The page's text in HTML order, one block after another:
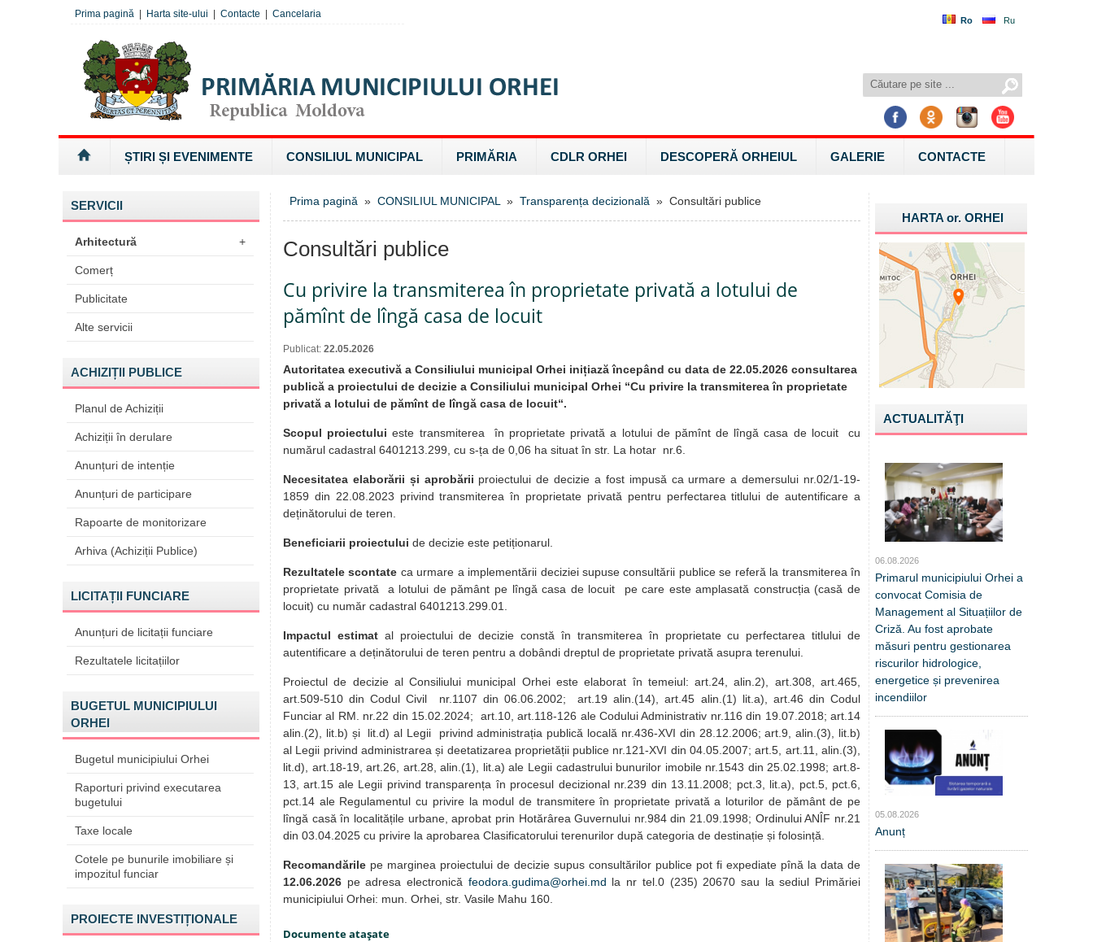
Ro Ru
Prima pagină Harta site-ului Contacte Cancelaria
ȘTIRI ȘI EVENIMENTE CONSILIUL MUNICIPAL PRIMĂRIA CDLR ORHEI DESCOPERĂ ORHEIUL GALERIE CONTACTE
SERVICII
Arhitectură +
Comerț
Publicitate
Alte servicii
ACHIZIȚII PUBLICE
Planul de Achiziții
Achiziții în derulare
Anunțuri de intenție
Anunțuri de participare
Rapoarte de monitorizare
Arhiva (Achiziții Publice)
LICITAȚII FUNCIARE
Anunțuri de licitații funciare
Rezultatele licitațiilor
BUGETUL MUNICIPIULUI
ORHEI
Bugetul municipiului Orhei
Raporturi privind executarea
bugetului
Taxe locale
Cotele pe bunurile imobiliare și
impozitul funciar
PROIECTE INVESTIȚIONALE
Prima pagină » CONSILIUL MUNICIPAL » Transparența decizională » Consultări publice
Consultări publice
Cu privire la transmiterea în proprietate privată a lotului de
pămînt de lîngă casa de locuit
Publicat: 22.05.2026
Autoritatea executivă a Consiliului municipal Orhei inițiază începând cu data de 22.05.2026 consultarea
publică a proiectului de decizie a Consiliului municipal Orhei “Cu privire la transmiterea în proprietate
privată a lotului de pămînt de lîngă casa de locuit“.
Scopul proiectului este transmiterea în proprietate privată a lotului de pămînt de lîngă casa de locuit cu
numărul cadastral 6401213.299, cu s-ța de 0,06 ha situat în str. La hotar nr.6.
Necesitatea elaborării și aprobării proiectului de decizie a fost impusă ca urmare a demersului nr.02/1-19-
1859 din 22.08.2023 privind transmiterea în proprietate privată pentru perfectarea titlului de autentificare a
deținătorului de teren.
Beneficiarii proiectului de decizie este petiționarul.
Rezultatele scontate ca urmare a implementării deciziei supuse consultării publice se referă la transmiterea în
proprietate privată a lotului de pământ pe lîngă casa de locuit pe care este amplasată construcția (casă de
locuit) cu număr cadastral 6401213.299.01.
Impactul estimatal proiectului de decizie constă în transmiterea în proprietate cu perfectarea titlului de
autentificare a deținătorului de teren pentru a dobândi dreptul de proprietate privată asupra terenului.
Proiectul de decizie al Consiliului municipal Orhei este elaborat în temeiul: art.24, alin.2), art.308, art.465,
art.509-510 din Codul Civil nr.1107 din 06.06.2002; art.19 alin.(14), art.45 alin.(1) lit.a), art.46 din Codul
Funciar al RM. nr.22 din 15.02.2024; art.10, art.118-126 ale Codului Administrativ nr.116 din 19.07.2018; art.14
alin.(2), lit.b) și lit.d) al Legii privind administrația publică locală nr.436-XVI din 28.12.2006; art.9, alin.(3), lit.b)
al Legii privind administrarea și deetatizarea proprietății publice nr.121-XVI din 04.05.2007; art.5, art.11, alin.(3),
lit.d), art.18-19, art.26, art.28, alin.(1), lit.a) ale Legii cadastrului bunurilor imobile nr.1543 din 25.02.1998; art.8-
13, art.15 ale Legii privind transparența în procesul decizional nr.239 din 13.11.2008; pct.3, lit.a), pct.5, pct.6,
pct.14 ale Regulamentul cu privire la modul de transmitere în proprietate privată a loturilor de pământ de pe
lîngă casă în localitățile urbane, aprobat prin Hotărârea Guvernului nr.984 din 21.09.1998; Ordinului ANÎF nr.21
din 03.04.2025 cu privire la aprobarea Clasificatorului terenurilor după categoria de destinație și folosință.
Recomandările pe marginea proiectului de decizie supus consultărilor publice pot fi expediate pînă la data de
12.06.2026 pe adresa electronică feodora.gudima@orhei.md la nr tel.0 (235) 20670 sau la sediul Primăriei
municipiului Orhei: mun. Orhei, str. Vasile Mahu 160.
Documente ataşate
HARTA or.ORHEI
ACTUALITĂŢI
06.08.2026
Primarul municipiului Orhei a
convocat Comisia de
Management al Situațiilor de
Criză. Au fost aprobate
măsuri pentru gestionarea
riscurilor hidrologice,
energetice și prevenirea
incendiilor
05.08.2026
Anunț